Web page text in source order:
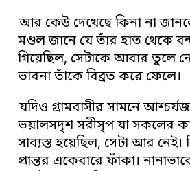
আর কেউ দেখেছে কিনা না
মণ্ডল জানে যে তাঁর হাত থেকে
গিয়েছিল, সেটাকে আবার তুলে
ভাবনা তাঁকে বিব্রত করে ফেলে।
যদিও গ্রামবাসীর সামনে
ভয়ালসদৃশ সরীসৃপ যা সকলের
সাব্যস্ত হয়েছিল, সেটা আর নেই।
প্রান্তর একেবারে ফাঁকা।